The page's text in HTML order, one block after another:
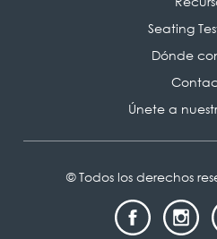
Seating
Dónde
Únete a
© Todos los derechos